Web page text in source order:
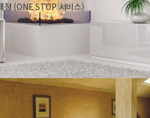
정 (ONE STOP 서비스)